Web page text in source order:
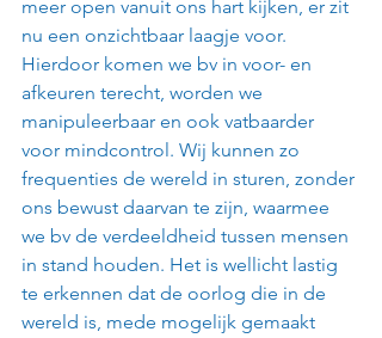
meer open vanuit ons hart kijken, er zit
nu een onzichtbaar laagje voor.
Hierdoor komen we bv in voor- en
afkeuren terecht, worden we
manipuleerbaar en ook vatbaarder
voor mindcontrol. Wij kunnen zo
frequenties de wereld in sturen, zonder
ons bewust daarvan te zijn, waarmee
we bv de verdeeldheid tussen mensen
in stand houden. Het is wellicht lastig
te erkennen dat de oorlog die in de
wereld is, mede mogelijk gemaakt